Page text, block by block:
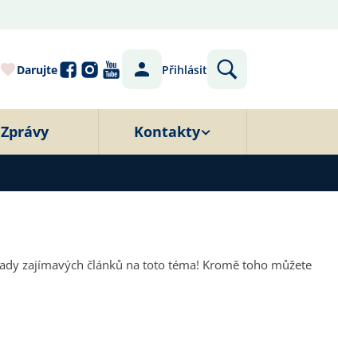
Darujte Přihlásit
Zprávy Kontakty